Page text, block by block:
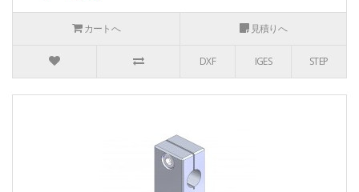
カートへ 見積りへ
DXF IGES STEP